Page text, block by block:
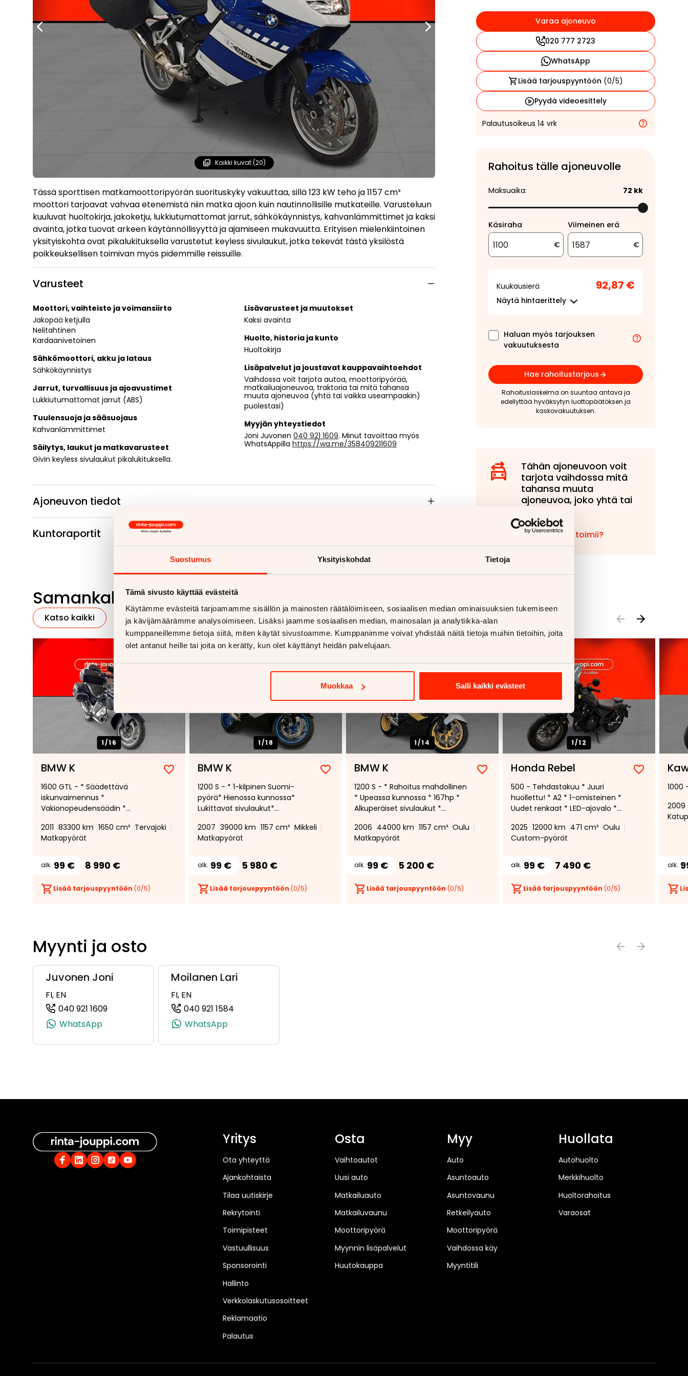
Suostumus Yksityiskohdat Tietoja
Tämä sivusto käyttää evästeitä
Käytämme evästeitä tarjoamamme sisällön ja mainosten räätälöimiseen, sosiaalisen median ominaisuuksien tukemiseen
ja kävijämäärämme analysoimiseen. Lisäksi jaamme sosiaalisen median, mainosalan ja analytiikka-alan
kumppaneillemme tietoja siitä, miten käytät sivustoamme. Kumppanimme voivat yhdistää näitä tietoja muihin tietoihin, joita
olet antanut heille tai joita on kerätty, kun olet käyttänyt heidän palvelujaan.
Muokkaa Salli kaikki evästeet
Kaikki kuvat (20)
Tässä sporttisen matkamoottoripyörän suorituskyky vakuuttaa, sillä 123 kW teho ja 1157 cm³
moottori tarjoavat vahvaa etenemistä niin matka ajoon kuin nautinnollisille mutkateille. Varusteluun
kuuluvat huoltokirja, jakoketju, lukkiutumattomat jarrut, sähkökäynnistys, kahvanlämmittimet ja kaksi
avainta, jotka tuovat arkeen käytännöllisyyttä ja ajamiseen mukavuutta. Erityisen mielenkiintoinen
yksityiskohta ovat pikalukituksella varustetut keyless sivulaukut, jotka tekevät tästä yksilöstä
poikkeuksellisen toimivan myös pidemmille reissuille.
Varusteet
Moottori, vaihteisto ja voimansiirto
Jakopää ketjulla
Nelitahtinen
Kardaanivetoinen
Sähkömoottori, akku ja lataus
Sähkökäynnistys
Jarrut, turvallisuus ja ajoavustimet
Lukkiutumattomat jarrut (ABS)
Tuulensuoja ja sääsuojaus
Kahvanlämmittimet
Säilytys, laukut ja matkavarusteet
Givin keyless sivulaukut pikalukituksella.
Lisävarusteet ja muutokset
Kaksi avainta
Huolto, historia ja kunto
Huoltokirja
Lisäpalvelut ja joustavat kauppavaihtoehdot
Vaihdossa voit tarjota autoa, moottoripyörää,
matkailuajoneuvoa, traktoria tai mitä tahansa
muuta ajoneuvoa (yhtä tai vaikka useampaakin)
puolestasi)
Myyjän yhteystiedot
Joni Juvonen 040 921 1609. Minut tavoittaa myös
WhatsAppilla https://wa.me/358409211609
Ajoneuvon tiedot
Kuntoraportit
Varaa ajoneuvo
020 777 2723
WhatsApp
Lisää tarjouspyyntöön (0/5)
Pyydä videoesittely
Palautusoikeus 14 vrk
Rahoitus tälle ajoneuvolle
Maksuaika: 72 kk
Käsiraha
€
Viimeinen erä
€
Kuukausierä 92,87 €
Näytä hintaerittely
Haluan myös tarjouksen
vakuutuksesta
Hae rahoitustarjous
Rahoituslaskelma on suuntaa antava ja
edellyttää hyväksytyn luottopäätöksen ja
kaskovakuutuksen.
Tähän ajoneuvoon voit
tarjota vaihdossa mitä
tahansa muuta
ajoneuvoa, joko yhtä tai
Miten vaihto toimii?
Samankaltaisia ajoneuvoja
Katso kaikki
1/16
BMW K
Lisää
suosikiksi
Poista
suosikeista
1600 GTL - * Säädettävä
iskunvaimennus *
Vakionopeudensäädin *
adaptiiviset xenon ajovalot*
Varashälytin *
2011 83300 km 1650 cm³ Tervajoki
Matkapyörät
alk. 99 € 8 990 €
Lisää tarjouspyyntöön (0/5)
1/18
BMW K
Lisää
suosikiksi
Poista
suosikeista
1200 S - * 1-kilpinen Suomi-
pyörä* Hienossa kunnossa*
Lukittavat sivulaukut*
ulosotto* Peilivilkut* Todella
hyväkuntoiset renkaat
2007 39000 km 1157 cm³ Mikkeli
Matkapyörät
alk. 99 € 5 980 €
Lisää tarjouspyyntöön (0/5)
1/14
BMW K
Lisää
suosikiksi
Poista
suosikeista
1200 S - * Rahoitus mahdollinen
* Upeassa kunnossa * 167hp *
Alkuperäiset sivulaukut *
2006 44000 km 1157 cm³ Oulu
Matkapyörät
alk. 99 € 5 200 €
Lisää tarjouspyyntöön (0/5)
1/12
Honda Rebel
Lisää
suosikiksi
Poista
500 - Tehdastakuu * Juuri
huollettu! * A2 * 1-omisteinen *
Uudet renkaat * LED-ajovalo *
2025 12000 km 471 cm³ Oulu
Custom-pyörät
alk. 99 € 7 490 €
Lisää tarjouspyyntöön (0/5)
1000
2009
alk.
Myynti ja osto
Juvonen Joni
FI, EN
040 921 1609
(+358409211609, 0409211609, +358 40 921 1609)
WhatsApp
Moilanen Lari
FI, EN
040 921 1584
WhatsApp
Yritys
Ota yhteyttä
Ajankohtaista
Tilaa uutiskirje
Rekrytointi
Toimipisteet
Vastuullisuus
Sponsorointi
Hallinto
Verkkolaskutusosoitteet
Reklamaatio
Palautus
Osta
Vaihtoautot
Uusi auto
Matkailuauto
Matkailuvaunu
Moottoripyörä
Myynnin lisäpalvelut
Huutokauppa
Myy
Auto
Asuntoauto
Asuntovaunu
Retkeilyauto
Moottoripyörä
Vaihdossa käy
Myyntitili
Huollata
Autohuolto
Merkkihuolto
Huoltorahoitus
Varaosat